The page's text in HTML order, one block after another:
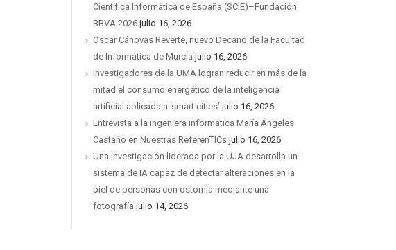
Científica Informática de España (SCIE)–Fundación
BBVA 2026 julio 16, 2026
Óscar Cánovas Reverte, nuevo Decano de la Facultad
de Informática de Murcia julio 16, 2026
Investigadores de la UMA logran reducir en más de la
mitad el consumo energético de la inteligencia
artificial aplicada a ‘smart cities’ julio 16, 2026
Entrevista a la ingeniera informática María Ángeles
Castaño en Nuestras ReferenTICs julio 16, 2026
Una investigación liderada por la UJA desarrolla un
sistema de IA capaz de detectar alteraciones en la
piel de personas con ostomía mediante una
fotografía julio 14, 2026